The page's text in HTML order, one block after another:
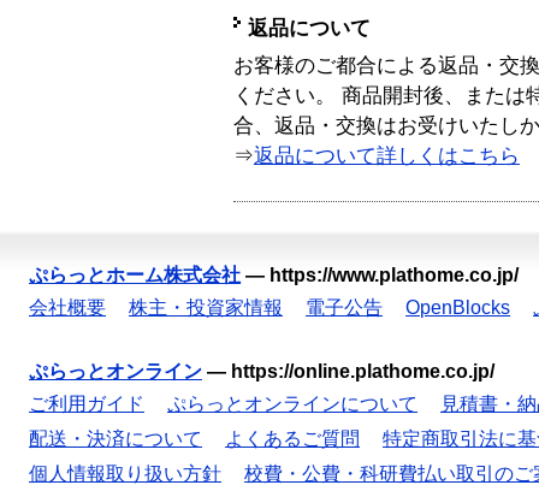
返品について
お客様のご都合による返品・交
ください。 商品開封後、または
合、返品・交換はお受けいたし
⇒返品について詳しくはこちら
ぷらっとホーム株式会社 — https://www.plathome.co.jp/
会社概要
株主・投資家情報 電子公告 OpenBlocks
ぷらっとオンライン — https://online.plathome.co.jp/
ご利用ガイド
ぷらっとオンラインについて
見積書・
配送・決済について
よくあるご質問
特定商取引法に
個人情報取り扱い方針
校費・公費・科研費払い取引のご